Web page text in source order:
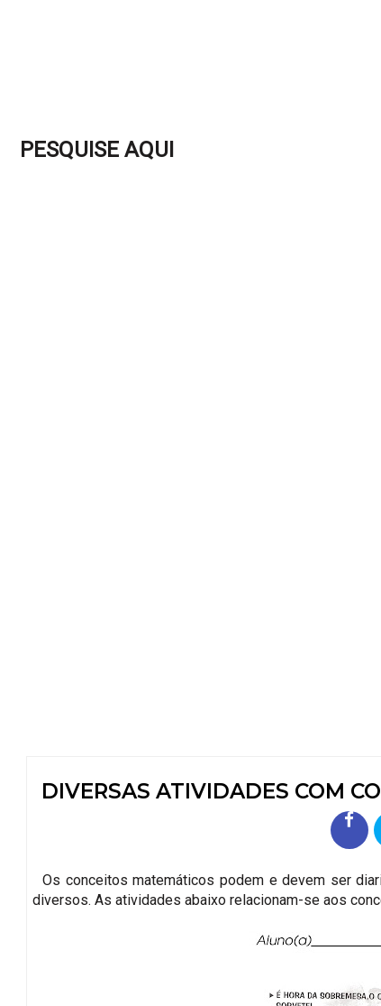
PESQUISE AQUI
DIVERSAS ATIVIDADES COM
Os conceitos matemáticos podem e devem ser
diversos. As atividades abaixo relacionam-se aos